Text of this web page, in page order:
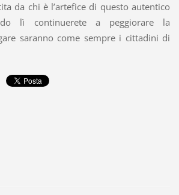
da chi è l’artefice di questo autentico
lì continuerete a peggiorare la
saranno come sempre i cittadini di